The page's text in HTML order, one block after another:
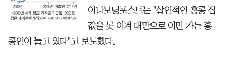
이나모닝포스트는 "살인적인 홍콩 집
값을 못 이겨 대만으로 이민 가는 홍
콩인이 늘고 있다"고 보도했다.